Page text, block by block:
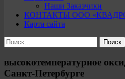
Наши Заказчики
КОНТАКТЫ ООО
Карта сайта
Найти:
высокотемпературное
Санкт-Петербурге